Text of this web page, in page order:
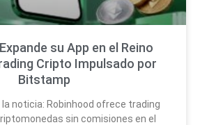
su App en el Reino
Cripto Impulsado por
Bitstamp
noticia: Robinhood ofrece trading
sin comisiones en el